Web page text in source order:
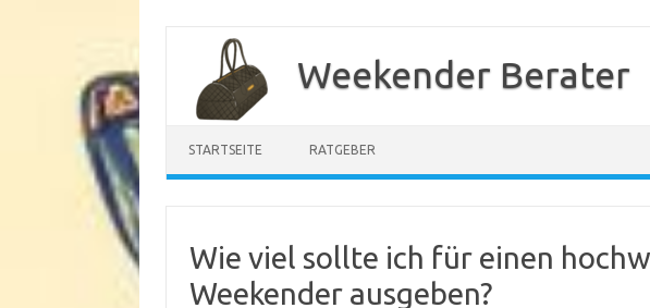
springen
Weekender Berater
STARTSEITE RATGEBER
Wie viel sollte ich für einen
Weekender ausgeben?